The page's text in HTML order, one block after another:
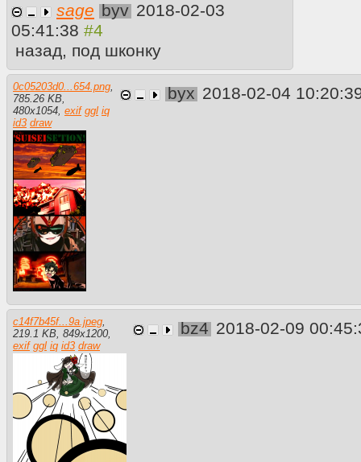
sage byv 2018-02-03
05:41:38
назад, под шконку
0c05203d0...654.png
785.26 KB
480x1054 exif ggl iq
id3 draw
byx 2018-02-04
c14f7b45f...9a.jpeg,
219.1 KB, 849x1200,
exif ggl iq id3 draw
bz4 2018-02-09